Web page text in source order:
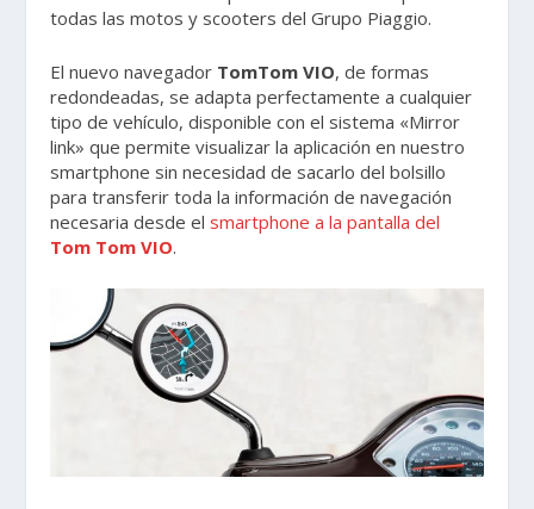
todas las motos y scooters del Grupo Piaggio.
El nuevo navegador TomTom VIO, de formas
redondeadas, se adapta perfectamente a cualquier
tipo de vehículo, disponible con el sistema «Mirror
link» que permite visualizar la aplicación en nuestro
smartphone sin necesidad de sacarlo del bolsillo
para transferir toda la información de navegación
necesaria desde elsmartphone a la pantalla del
Tom Tom VIO.